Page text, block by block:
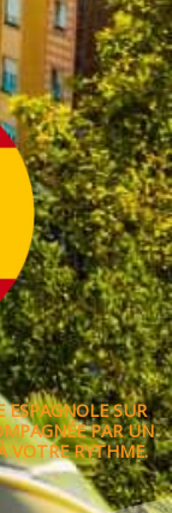
SUR
PAR UN
VOTRE RYTHME.